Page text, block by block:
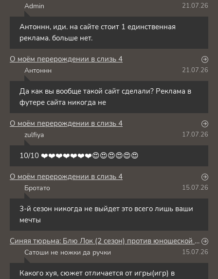
Admin 21.07.26
Антоннн, иди. на сайте стоит 1 единственная
реклама. больше нет.
О моём перерождении в слизь 4
Антоннн 21.07.26
Да как вы вообще такой сайт сделали? Реклама в
футере сайта никогда не
О моём перерождении в слизь 4
zulfiya 17.07.26
10/10 ❤️❤️❤️❤️❤️❤️❤️😍😍😍😍😍😍
О моём перерождении в слизь 4
Бротато 15.07.26
3-й сезон никогда не выйдет это всего лишь ваши
мечты
Синяя тюрьма: Блю Лок (2 сезон) против юношеской сборной Японии
Сатоши не ножки да ручки 15.07.26
Какого хуя, сюжет отличается от игры(игр) в